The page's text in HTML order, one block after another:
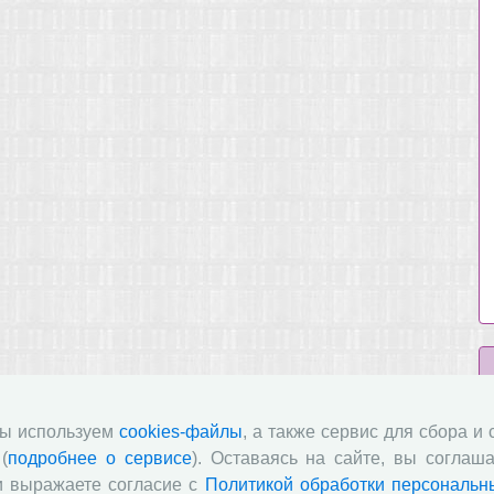
используем cookies-файлы, а также сервис для сбора и
подробнее о сервисе). Оставаясь на сайте, вы
выражаете согласие с Политикой обработки